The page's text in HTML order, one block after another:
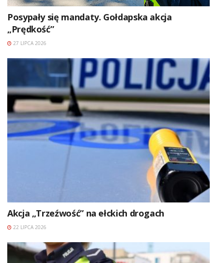
Posypały się mandaty. Gołdapska akcja
„Prędkość”
27 LIPCA 2026
Akcja „Trzeźwość” na ełckich drogach
22 LIPCA 2026